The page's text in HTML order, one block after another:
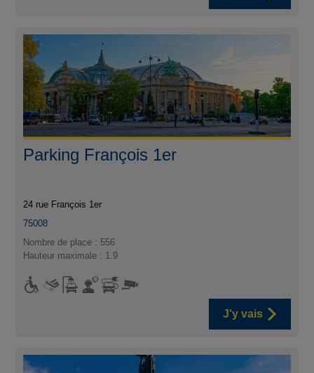
Parking François 1er
24 rue François 1er
75008
Nombre de place : 556
Hauteur maximale : 1.9
J'y vais